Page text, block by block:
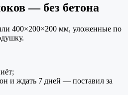
— без бетона
400×200×200 мм, уложенные по
и ждать 7 дней — поставил за